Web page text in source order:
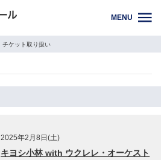
MENU
チケット取り扱い
2025年2月8日(土)
キヨシ小林 with ウクレレ・オーケスト